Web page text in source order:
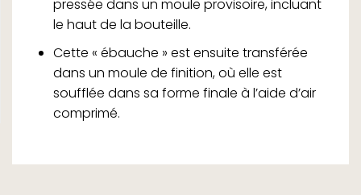
pressée dans un moule provisoire, incluant
le haut de la bouteille.
Cette « ébauche » est ensuite transférée
dans un moule de finition, où elle est
soufflée dans sa forme finale à l’aide d’air
comprimé.